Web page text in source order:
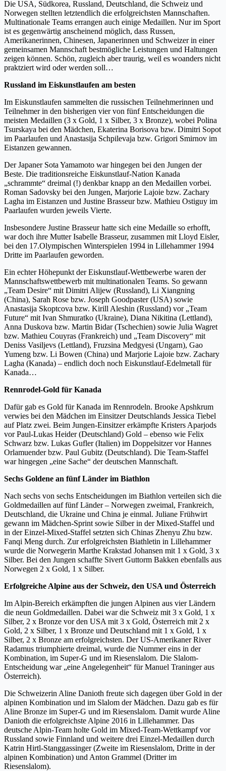
Die USA, Südkorea, Russland, Deutschland, die Schweiz und
Norwegen stellten letztendlich die erfolgreichsten Mannschaften.
Multinationale Teams errangen auch einige Medaillen. Nur im Sport
ist es gegenwärtig anscheinend möglich, dass Russen,
Amerikanerinnen, Chinesen, Japanerinnen und Schweizer in einer
gemeinsamen Mannschaft bestmögliche Leistungen und Haltungen
zeigen können. Schön, zugleich aber traurig, weil es woanders nicht
praktziert wird oder werden soll…
Russland im Eiskunstlaufen am besten
Im Eiskunstlaufen sammelten die russischen Teilnehmerinnen und
Teilnehmer in den bisherigen vier von fünf Entscheidungen die
meisten Medaillen (3 x Gold, 1 x Silber, 3 x Bronze), wobei Polina
Tsurskaya bei den Mädchen, Ekaterina Borisova bzw. Dimitri Sopot
im Paarlaufen und Anastasija Schpilevaja bzw. Grigori Smirnov im
Eistanzen gewannen.
Der Japaner Sota Yamamoto war hingegen bei den Jungen der
Beste. Die traditionsreiche Eiskunstlauf-Nation Kanada
„schrammte“ dreimal (!) denkbar knapp an den Medaillen vorbei.
Roman Sadovsky bei den Jungen, Marjorie Lajoie bzw. Zachary
Lagha im Eistanzen und Justine Brasseur bzw. Mathieu Ostiguy im
Paarlaufen wurden jeweils Vierte.
Insbesondere Justine Brasseur hatte sich eine Medaille so erhofft,
war doch ihre Mutter Isabelle Brasseur, zusammen mit Lloyd Eisler,
bei den 17.Olympischen Winterspielen 1994 in Lillehammer 1994
Dritte im Paarlaufen geworden.
Ein echter Höhepunkt der Eiskunstlauf-Wettbewerbe waren der
Mannschaftswettbewerb mit multinationalen Teams. So gewann
„Team Desire“ mit Dimitri Alijew (Russland), Li Xiangning
(China), Sarah Rose bzw. Joseph Goodpaster (USA) sowie
Anastasija Skoptcova bzw. Kirill Aleshin (Russland) vor „Team
Future“ mit Ivan Shmuratko (Ukraine), Diana Nikitina (Lettland),
Anna Duskova bzw. Martin Bidar (Tschechien) sowie Julia Wagret
bzw. Mathieu Couyras (Frankreich) und „Team Discovery“ mit
Deniss Vasiljevs (Lettland), Fruzsina Medgyesi (Ungarn), Gao
Yumeng bzw. Li Bowen (China) und Marjorie Lajoie bzw. Zachary
Lagha (Kanada) – endlich doch noch Eiskunstlauf-Edelmetall für
Kanada…
Rennrodel-Gold für Kanada
Dafür gab es Gold für Kanada im Rennrodeln. Brooke Apshkrum
verwies bei den Mädchen im Einsitzer Deutschlands Jessica Tiebel
auf Platz zwei. Beim Jungen-Einsitzer erkämpfte Kristers Aparjods
vor Paul-Lukas Heider (Deutschland) Gold – ebenso wie Felix
Schwarz bzw. Lukas Gufler (Italien) im Doppelsitzer vor Hannes
Orlamuender bzw. Paul Gubitz (Deutschland). Die Team-Staffel
war hingegen „eine Sache“ der deutschen Mannschaft.
Sechs Goldene an fünf Länder im Biathlon
Nach sechs von sechs Entscheidungen im Biathlon verteilen sich die
Goldmedaillen auf fünf Länder – Norwegen zweimal, Frankreich,
Deutschland, die Ukraine und China je einmal. Juliane Frühwirt
gewann im Mädchen-Sprint sowie Silber in der Mixed-Staffel und
in der Einzel-Mixed-Staffel setzten sich Chinas Zhenyu Zhu bzw.
Fanqi Meng durch. Zur erfolgreichsten Biathletin in Lillehammer
wurde die Norwegerin Marthe Krakstad Johansen mit 1 x Gold, 3 x
Silber. Bei den Jungen schaffte Sivert Guttorm Bakken ebenfalls aus
Norwegen 2 x Gold, 1 x Silber.
Erfolgreiche Alpine aus der Schweiz, den USA und Österreich
Im Alpin-Bereich erkämpften die jungen Alpinen aus vier Ländern
die neun Goldmedaillen. Dabei war die Schweiz mit 3 x Gold, 1 x
Silber, 2 x Bronze vor den USA mit 3 x Gold, Österreich mit 2 x
Gold, 2 x Silber, 1 x Bronze und Deutschland mit 1 x Gold, 1 x
Silber, 2 x Bronze am erfolgreichsten. Der US-Amerikaner River
Radamus triumphierte dreimal, wurde die Nummer eins in der
Kombination, im Super-G und im Riesenslalom. Die Slalom-
Entscheidung war „eine Angelegenheit“ für Manuel Traninger aus
Österreich).
Die Schweizerin Aline Danioth freute sich dagegen über Gold in der
alpinen Kombination und im Slalom der Mädchen. Dazu gab es für
Aline Bronze im Super-G und im Riesenslalom. Damit wurde Aline
Danioth die erfolgreichste Alpine 2016 in Lillehammer. Das
deutsche Alpin-Team holte Gold im Mixed-Team-Wettkampf vor
Russland sowie Finnland und weitere drei Einzel-Medaillen durch
Katrin Hirtl-Stanggassinger (Zweite im Riesenslalom, Dritte in der
alpinen Kombination) und Anton Grammel (Dritter im
Riesenslalom).